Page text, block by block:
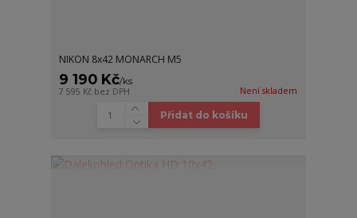
NIKON 8x42 MONARCH M5
9 190 Kč/ks
7 595 Kč bez DPH Není skladem
Přidat do košíku